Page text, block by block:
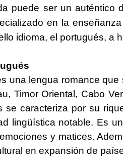
puede ser un
en la
idioma, el portugués, a
una lengua romance
Timor Oriental, Cabo
caracteriza por su
lingüística notable. Es
y matices.
en expansión de